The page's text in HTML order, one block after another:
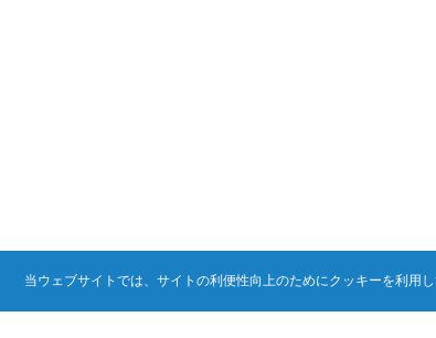
当ウェブサイトでは、サイトの利便性向上のためにクッキーを利用